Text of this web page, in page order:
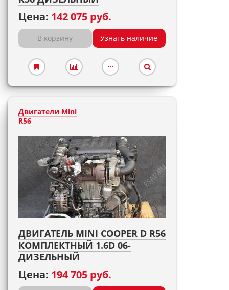
Цена: 142 075 руб.
В корзину Узнать наличие
Двигатели Mini
R56
ДВИГАТЕЛЬ MINI COOPER D R56
КОМПЛЕКТНЫЙ 1.6D 06-
ДИЗЕЛЬНЫЙ
Цена: 194 705 руб.